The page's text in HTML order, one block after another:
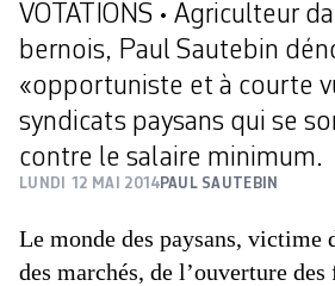
VOTATIONS • Agriculteur
bernois, Paul Sautebin
«opportuniste et à courte
syndicats paysans qui se
contre le salaire minimum.
LUNDI 12 MAI 2014PAUL SAUTEBIN
Le monde des paysans, victime
des marchés, de l’ouverture